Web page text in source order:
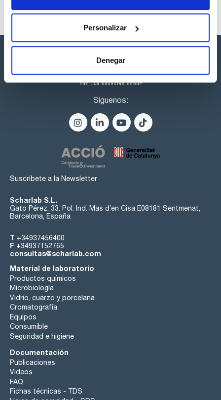
Personalizar
Denegar
Síguenos:
Suscríbete a la Newsletter
Scharlab S.L.
Gato Pérez, 33. Pol. Ind. Mas d’en Cisa E08181 Sentmenat,
Barcelona, España
T +34937456400
F +34937152765
consultas@scharlab.com
Material de laboratorio
Productos químicos
Microbiología
Vidrio, cuarzo y porcelana
Cromatografía
Equipos
Consumible
Seguridad e higiene
Documentación
Publicaciones
Videos
FAQ
Fichas técnicas - TDS